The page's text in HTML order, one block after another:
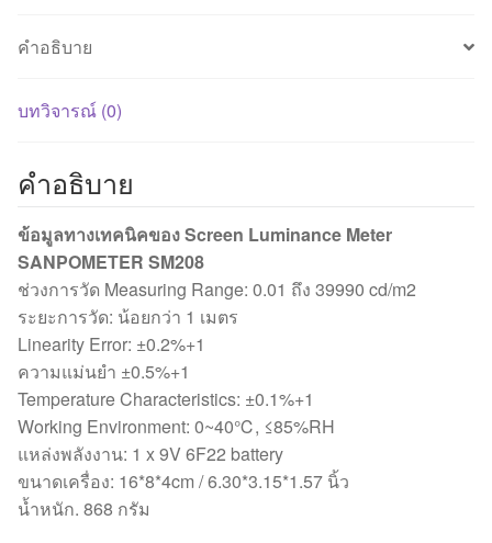
คำอธิบาย
บทวิจารณ์ (0)
คำอธิบาย
ข้อมูลทางเทคนิคของ Screen Luminance Meter
SANPOMETER SM208
ช่วงการวัด Measuring Range: 0.01 ถึง 39990 cd/m2
ระยะการวัด: น้อยกว่า 1 เมตร
Linearity Error: ±0.2%+1
ความแม่นยำ ±0.5%+1
Temperature Characteristics: ±0.1%+1
Working Environment: 0~40℃, ≤85%RH
แหล่งพลังงาน: 1 x 9V 6F22 battery
ขนาดเครื่อง: 16*8*4cm / 6.30*3.15*1.57 นิ้ว
น้ำหนัก. 868 กรัม